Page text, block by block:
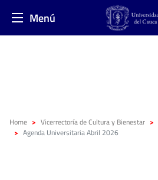
Menú
Home Vicerrectoría de Cultura y Bienestar
Agenda Universitaria Abril 2026